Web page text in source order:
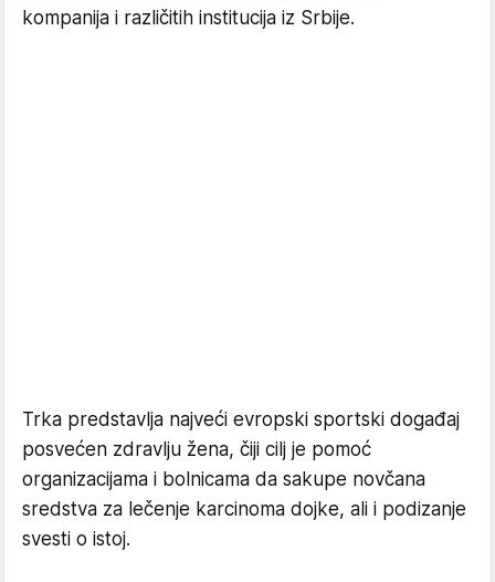
kompanija i različitih institucija iz Srbije.
Trka predstavlja najveći evropski sportski događaj
posvećen zdravlju žena, čiji cilj je pomoć
organizacijama i bolnicama da sakupe novčana
sredstva za lečenje karcinoma dojke, ali i podizanje
svesti o istoj.